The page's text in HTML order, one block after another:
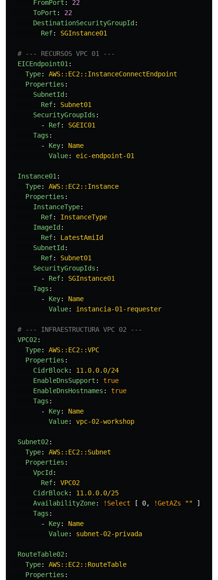
FromPort :
22
ToPort :
22
DestinationSecurityGroupId :
Ref: SGInstance01
# --- RECURSOS VPC 01 ---
EICEndpoint01 :
Type:
AWS::EC2::InstanceConnectEndpoint
Properties :
SubnetId :
Ref:
Subnet01
SecurityGroupIds :
-
Ref:
SGEIC01
Tags :
-
Key:
Name
Value: eic-endpoint-01
Instance01 :
Type:
AWS::EC2::Instance
Properties :
InstanceType:
Ref:
InstanceType
ImageId :
Ref:
LatestAmiId
SubnetId :
Ref:
Subnet01
SecurityGroupIds :
-
Ref:
SGInstance01
Tags :
-
Key:
Name
Value: instancia-01-requester
# --- INFRAESTRUCTURA VPC 02 ---
VPC02 :
Type:
AWS::EC2::VPC
Properties :
CidrBlock:
11.0.0.0/24
EnableDnsSupport :
true
EnableDnsHostnames :
true
Tags :
-
Key:
Name
Value: vpc-02-workshop
Subnet02 :
Type:
AWS::EC2::Subnet
Properties :
VpcId :
Ref:
VPC02
CidrBlock:
11.0.0.0/25
AvailabilityZone: !Select [ 0, !GetAZs ""
]
Tags :
-
Key:
Name
Value: subnet-02-privada
RouteTable02 :
Type:
AWS::EC2::RouteTable
Properties :